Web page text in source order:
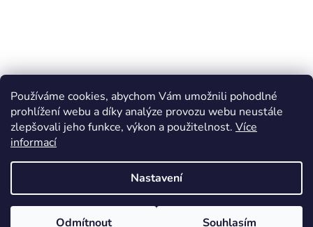
Používáme cookies, abychom Vám umožnili pohodlné
prohlížení webu a díky analýze provozu webu neustále
zlepšovali jeho funkce, výkon a použitelnost. Více
informací
Nastavení
Odmítnout Souhlasím